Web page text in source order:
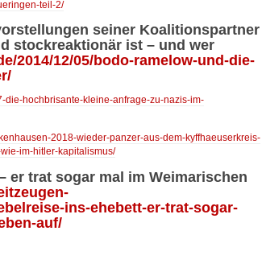
teil-2/
seiner Koalitionspartner
stockreaktionär ist – und wer
2014/12/05/bodo-ramelow-und-die-
die-hochbrisante-kleine-anfrage-zu-nazis-im-
2018-wieder-panzer-aus-dem-kyffhaeuserkreis-
im-hitler-kapitalismus/
er trat sogar mal im Weimarischen
ins-ehebett-er-trat-sogar-
auf/